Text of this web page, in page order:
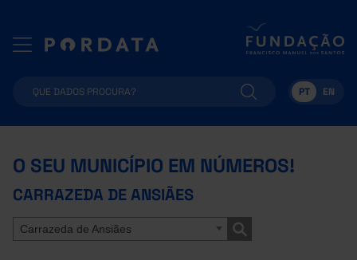
PT EN
O SEU MUNICÍPIO EM NÚMEROS!
CARRAZEDA DE ANSIÃES
Carrazeda de Ansiães